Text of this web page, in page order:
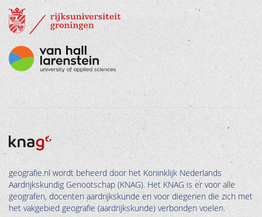
geografie.nl wordt beheerd door het Koninklijk Nederlands
Aardrijkskundig Genootschap (KNAG). Het KNAG is er voor alle
geografen, docenten aardrijkskunde en voor diegenen die zich met
het vakgebied geografie (aardrijkskunde) verbonden voelen.